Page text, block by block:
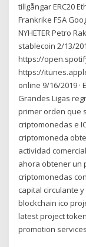
tillgångar ERC20
Frankrike FSA
NYHETER Petro
stablecoin 2/13/
https://
https://
online 9/16/2019 ·
Grandes Ligas
primer orden que
criptomonedas e
criptomoneda
actividad
ahora obtener un
criptomonedas
capital circulante
blockchain ico
latest project
promotion